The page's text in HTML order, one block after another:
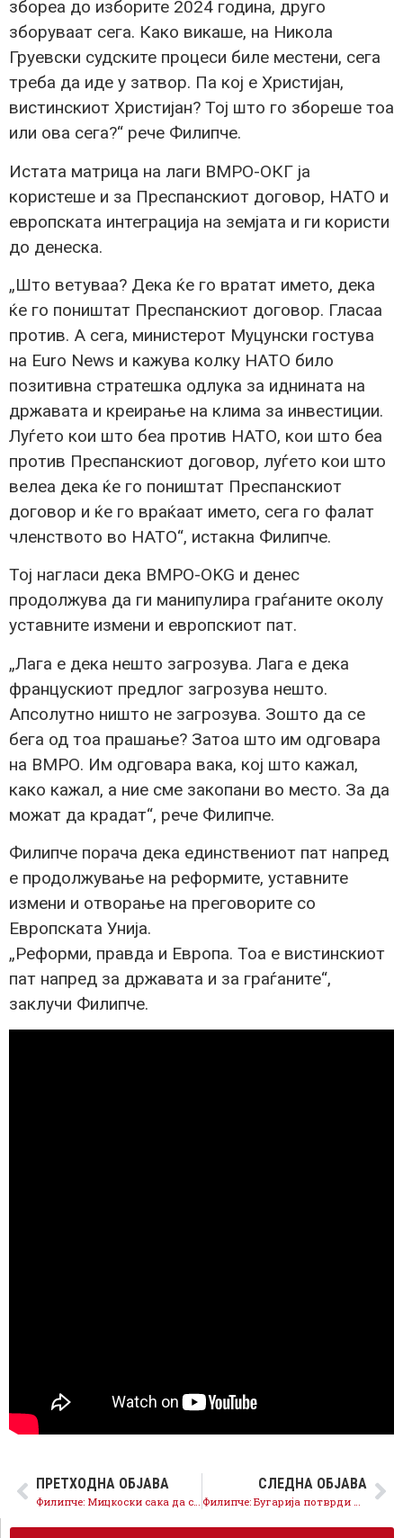
збореа до изборите 2024 година, друго
зборуваат сега. Како викаше, на Никола
Груевски судските процеси биле местени, сега
треба да иде у затвор. Па кој е Христијан,
вистинскиот Христијан? Тој што го збореше тоа
или ова сега?“ рече Филипче.
Истата матрица на лаги ВМРО-ОКГ ја
користеше и за Преспанскиот договор, НАТО и
европската интеграција на земјата и ги користи
до денеска.
„Што ветуваа? Дека ќе го вратат името, дека
ќе го поништат Преспанскиот договор. Гласаа
против. А сега, министерот Муцунски гостува
на Euro News и кажува колку НАТО било
позитивна стратешка одлука за иднината на
државата и креирање на клима за инвестиции.
Луѓето кои што беа против НАТО, кои што беа
против Преспанскиот договор, луѓето кои што
велеа дека ќе го поништат Преспанскиот
договор и ќе го враќаат името, сега го фалат
членството во НАТО“, истакна Филипче.
Тој нагласи дека ВМРО-OKG и денес
продолжува да ги манипулира граѓаните околу
уставните измени и европскиот пат.
„Лага е дека нешто загрозува. Лага е дека
францускиот предлог загрозува нешто.
Апсолутно ништо не загрозува. Зошто да се
бега од тоа прашање? Затоа што им одговара
на ВМРО. Им одговара вака, кој што кажал,
како кажал, а ние сме закопани во место. За да
можат да крадат“, рече Филипче.
Филипче порача дека единствениот пат напред
е продолжување на реформите, уставните
измени и отворање на преговорите со
Европската Унија.
„Реформи, правда и Европа. Тоа е вистинскиот
пат напред за државата и за граѓаните“,
заклучи Филипче.
ПРЕТХОДНА ОБЈАВА СЛЕДНА ОБЈАВА